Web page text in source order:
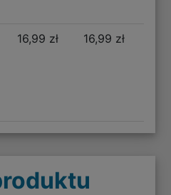
16,99 zł 16,99 zł